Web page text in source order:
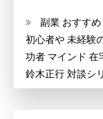
副業 おすす
初心者や 未経験
功者 マインド 在
鈴木正行 対談シ